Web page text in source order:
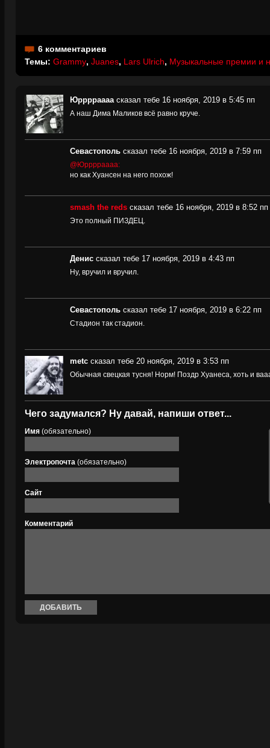
6 комментариев
Темы: Grammy, Juanes, Lars Ulrich, Музыкальные премии и
Юрррраааа сказал тебе 16 ноября, 2019 в 5:45 пп
А наш Дима Маликов всё равно круче.
Севастополь сказал тебе 16 ноября, 2019 в 7:59 пп
@Юрррраааа:
но как Хуансен на него похож!
smash the reds сказал тебе 16 ноября, 2019 в 8:52 пп
Это полный ПИЗДЕЦ.
Денис сказал тебе 17 ноября, 2019 в 4:43 пп
Ну, вручил и вручил.
Севастополь сказал тебе 17 ноября, 2019 в 6:22 пп
Стадион так стадион.
metc сказал тебе 20 ноября, 2019 в 3:53 пп
Обычная свецкая тусня! Норм! Поздр Хуанеса, хоть и
Чего задумался? Ну давай, напиши ответ...
Имя (обязательно)
Электропочта (обязательно)
Сайт
Комментарий